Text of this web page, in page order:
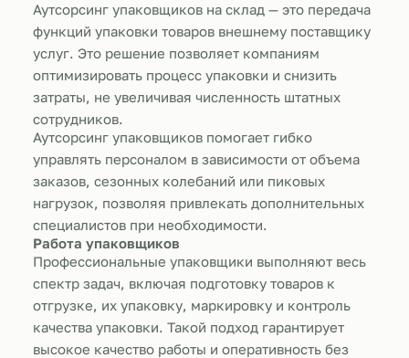
Аутсорсинг упаковщиков на склад — это передача
функций упаковки товаров внешнему поставщику
услуг. Это решение позволяет компаниям
оптимизировать процесс упаковки и снизить
затраты, не увеличивая численность штатных
сотрудников.
Аутсорсинг упаковщиков помогает гибко
управлять персоналом в зависимости от объема
заказов, сезонных колебаний или пиковых
нагрузок, позволяя привлекать дополнительных
специалистов при необходимости.
Работа упаковщиков
Профессиональные упаковщики выполняют весь
спектр задач, включая подготовку товаров к
отгрузке, их упаковку, маркировку и контроль
качества упаковки. Такой подход гарантирует
высокое качество работы и оперативность без